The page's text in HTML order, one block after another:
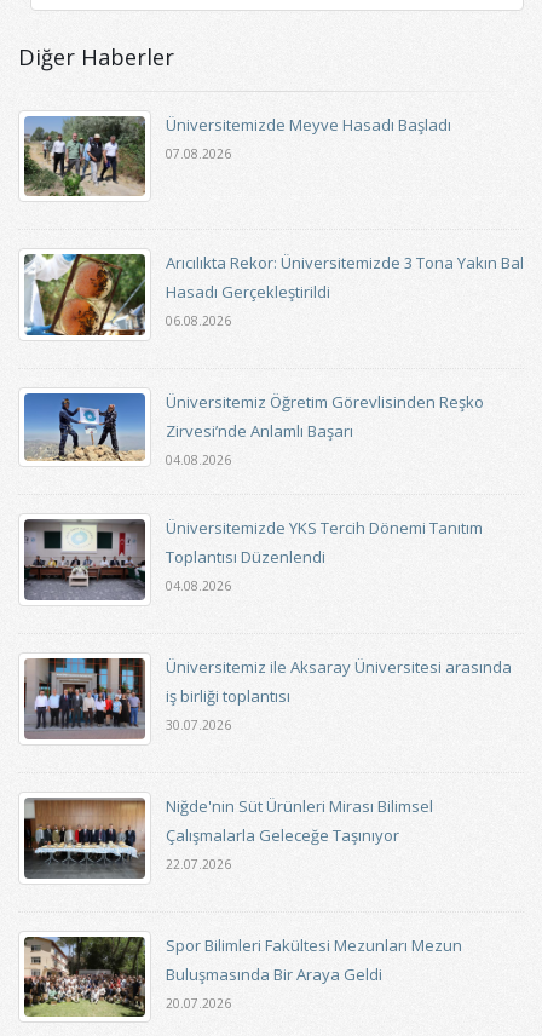
Diğer Haberler
Üniversitemizde Meyve Hasadı Başladı
07.08.2026
Arıcılıkta Rekor: Üniversitemizde 3 Tona Yakın Bal
Hasadı Gerçekleştirildi
06.08.2026
Üniversitemiz Öğretim Görevlisinden Reşko
Zirvesi’nde Anlamlı Başarı
04.08.2026
Üniversitemizde YKS Tercih Dönemi Tanıtım
Toplantısı Düzenlendi
04.08.2026
Üniversitemiz ile Aksaray Üniversitesi arasında
iş birliği toplantısı
30.07.2026
Niğde'nin Süt Ürünleri Mirası Bilimsel
Çalışmalarla Geleceğe Taşınıyor
22.07.2026
Spor Bilimleri Fakültesi Mezunları Mezun
Buluşmasında Bir Araya Geldi
20.07.2026